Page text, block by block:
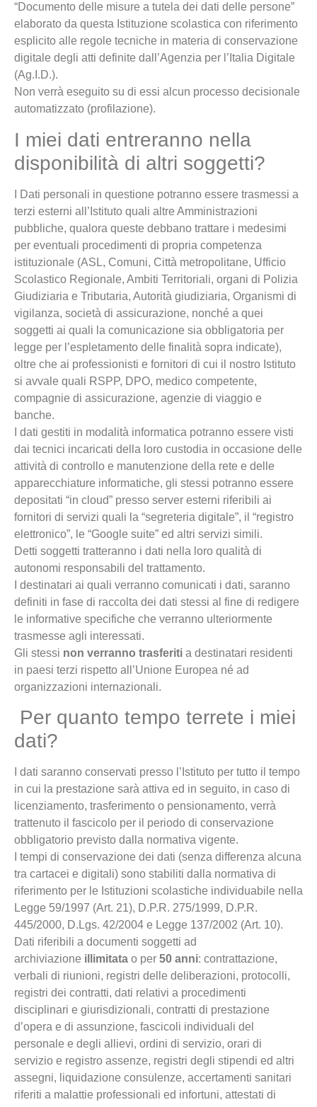
“Documento delle misure a tutela dei dati delle persone”
elaborato da questa Istituzione scolastica con riferimento
esplicito alle regole tecniche in materia di conservazione
digitale degli atti definite dall’Agenzia per l’Italia Digitale
(Ag.I.D.).
Non verrà eseguito su di essi alcun processo decisionale
automatizzato (profilazione).
I miei dati entreranno nella
disponibilità di altri soggetti?
I Dati personali in questione potranno essere trasmessi a
terzi esterni all’Istituto quali altre Amministrazioni
pubbliche, qualora queste debbano trattare i medesimi
per eventuali procedimenti di propria competenza
istituzionale (ASL, Comuni, Città metropolitane, Ufficio
Scolastico Regionale, Ambiti Territoriali, organi di Polizia
Giudiziaria e Tributaria, Autorità giudiziaria, Organismi di
vigilanza, società di assicurazione, nonché a quei
soggetti ai quali la comunicazione sia obbligatoria per
legge per l’espletamento delle finalità sopra indicate),
oltre che ai professionisti e fornitori di cui il nostro Istituto
si avvale quali RSPP, DPO, medico competente,
compagnie di assicurazione, agenzie di viaggio e
banche.
I dati gestiti in modalità informatica potranno essere visti
dai tecnici incaricati della loro custodia in occasione delle
attività di controllo e manutenzione della rete e delle
apparecchiature informatiche, gli stessi potranno essere
depositati “in cloud” presso server esterni riferibili ai
fornitori di servizi quali la “segreteria digitale”, il “registro
elettronico”, le “Google suite” ed altri servizi simili.
Detti soggetti tratteranno i dati nella loro qualità di
autonomi responsabili del trattamento.
I destinatari ai quali verranno comunicati i dati, saranno
definiti in fase di raccolta dei dati stessi al fine di redigere
le informative specifiche che verranno ulteriormente
trasmesse agli interessati.
Gli stessi non verranno trasferiti a destinatari residenti
in paesi terzi rispetto all’Unione Europea né ad
organizzazioni internazionali.
Per quanto tempo terrete i miei
dati?
I dati saranno conservati presso l’Istituto per tutto il tempo
in cui la prestazione sarà attiva ed in seguito, in caso di
licenziamento, trasferimento o pensionamento, verrà
trattenuto il fascicolo per il periodo di conservazione
obbligatorio previsto dalla normativa vigente.
I tempi di conservazione dei dati (senza differenza alcuna
tra cartacei e digitali) sono stabiliti dalla normativa di
riferimento per le Istituzioni scolastiche individuabile nella
Legge 59/1997 (Art. 21), D.P.R. 275/1999, D.P.R.
445/2000, D.Lgs. 42/2004 e Legge 137/2002 (Art. 10).
Dati riferibili a documenti soggetti ad
archiviazione illimitata o per 50 anni: contrattazione,
verbali di riunioni, registri delle deliberazioni, protocolli,
registri dei contratti, dati relativi a procedimenti
disciplinari e giurisdizionali, contratti di prestazione
d’opera e di assunzione, fascicoli individuali del
personale e degli allievi, ordini di servizio, orari di
servizio e registro assenze, registri degli stipendi ed altri
assegni, liquidazione consulenze, accertamenti sanitari
riferiti a malattie professionali ed infortuni, attestati di